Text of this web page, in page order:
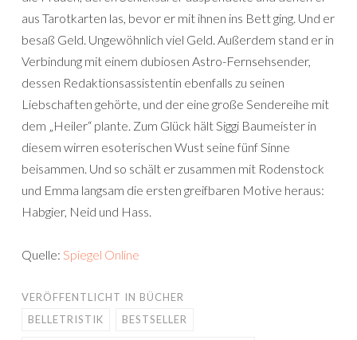
aus Tarotkarten las, bevor er mit ihnen ins Bett ging. Und er
besaß Geld. Ungewöhnlich viel Geld. Außerdem stand er in
Verbindung mit einem dubiosen Astro-Fernsehsender,
dessen Redaktionsassistentin ebenfalls zu seinen
Liebschaften gehörte, und der eine große Sendereihe mit
dem „Heiler“ plante. Zum Glück hält Siggi Baumeister in
diesem wirren esoterischen Wust seine fünf Sinne
beisammen. Und so schält er zusammen mit Rodenstock
und Emma langsam die ersten greifbaren Motive heraus:
Habgier, Neid und Hass.
Quelle: Spiegel Online
VERÖFFENTLICHT IN BÜCHER
BELLETRISTIK
BESTSELLER